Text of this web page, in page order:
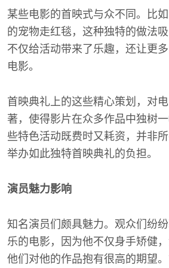
某些电影的首映式与众不同。比
的宠物走红毯，这种独特的做法
不仅给活动带来了乐趣，还让更
电影。
首映典礼上的这些精心策划，对
著，使得影片在众多作品中独树
些特色活动既费时又耗资，并非
举办如此独特首映典礼的负担。
演员魅力影响
知名演员们颇具魅力。观众们纷
乐的电影，因为他不仅身手矫健，
他们对他的作品抱有很高的期望